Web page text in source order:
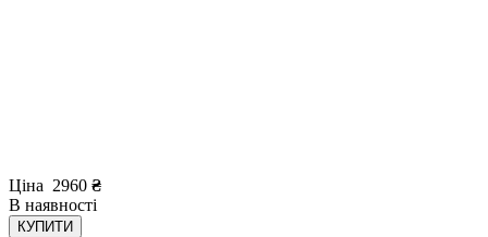
Ціна 2960 ₴
В наявності
КУПИТИ